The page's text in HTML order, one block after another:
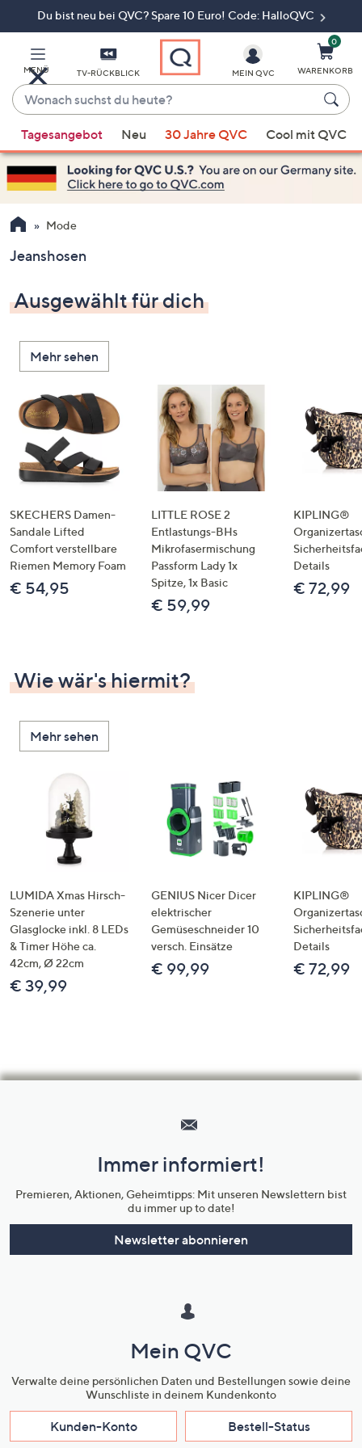
Du bist neu bei QVC? Spare 10 Euro! Code: HalloQVC
MENÜ TV-RÜCKBLICK
Wonach
suchst
du
heute?
Vorschläge
verfügbar
sind,
verwenden
Sie
Pfeiltasten
oben
und
nach
unten
oder
wischen
Sie
Touch-
Geräten
links
bzw.
rechts,
um
diese
MEIN QVC
0
WARENKORB
Tagesangebot Neu 30 Jahre QVC Cool mit QVC
Mode
Jeanshosen
Ausgewählt für dich
Mehr sehen
SKECHERS Damen-
Sandale Lifted
Comfort verstellbare
Riemen Memory Foam
€ 54,95
LITTLE ROSE 2
Entlastungs-BHs
Mikrofasermischung
Passform Lady 1x
Spitze, 1x Basic
€ 59,99
KIPLING®
Details
€ 72,99
Wie wär's hiermit?
Mehr sehen
LUMIDA Xmas Hirsch-
Szenerie unter
Glasglocke inkl. 8 LEDs
& Timer Höhe ca.
42cm, Ø 22cm
€ 39,99
GENIUS Nicer Dicer
elektrischer
Gemüseschneider 10
versch. Einsätze
€ 99,99
KIPLING®
Details
€ 72,99
Unternehmensinformationen
Immer informiert!
Premieren, Aktionen, Geheimtipps: Mit unseren Newslettern bist
du immer up to date!
Newsletter abonnieren
Mein QVC
Verwalte deine persönlichen Daten und Bestellungen sowie deine
Wunschliste in deinem Kundenkonto
Kunden-Konto Bestell-Status